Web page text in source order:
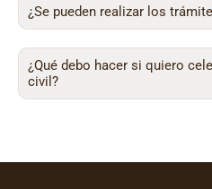
¿Se pueden realizar los
¿Qué debo hacer si quiero
civil?